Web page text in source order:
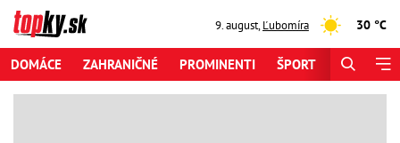
9. august,Ľubomíra 30 °C
DOMÁCE ZAHRANIČNÉ PROMINENTI ŠPORT